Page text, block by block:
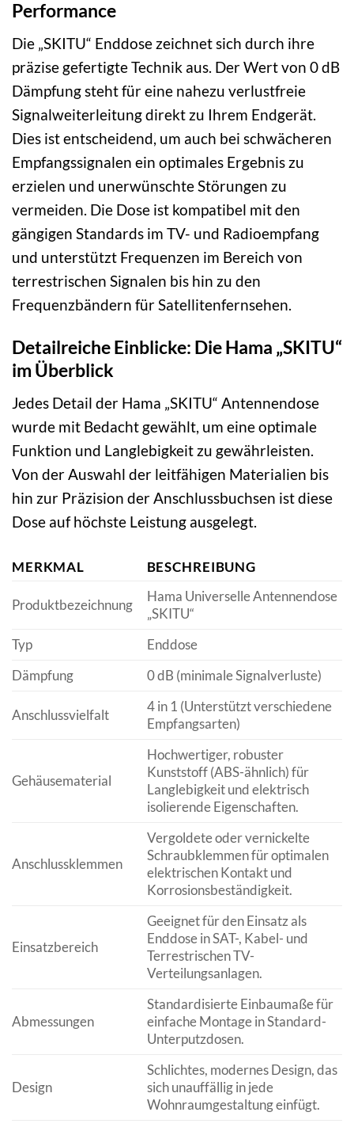
Performance
Die „SKITU“ Enddose zeichnet sich durch ihre
präzise gefertigte Technik aus. Der Wert von 0 dB
Dämpfung steht für eine nahezu verlustfreie
Signalweiterleitung direkt zu Ihrem Endgerät.
Dies ist entscheidend, um auch bei schwächeren
Empfangssignalen ein optimales Ergebnis zu
erzielen und unerwünschte Störungen zu
vermeiden. Die Dose ist kompatibel mit den
gängigen Standards im TV- und Radioempfang
und unterstützt Frequenzen im Bereich von
terrestrischen Signalen bis hin zu den
Frequenzbändern für Satellitenfernsehen.
Detailreiche Einblicke: Die Hama „SKITU“
im Überblick
Jedes Detail der Hama „SKITU“ Antennendose
wurde mit Bedacht gewählt, um eine optimale
Funktion und Langlebigkeit zu gewährleisten.
Von der Auswahl der leitfähigen Materialien bis
hin zur Präzision der Anschlussbuchsen ist diese
Dose auf höchste Leistung ausgelegt.
MERKMAL BESCHREIBUNG
Produktbezeichnung
Hama Universelle Antennendose
„SKITU“
Typ
Enddose
Dämpfung
0 dB (minimale Signalverluste)
Anschlussvielfalt
4 in 1 (Unterstützt verschiedene
Empfangsarten)
Gehäusematerial
Hochwertiger, robuster
Kunststoff (ABS-ähnlich) für
Langlebigkeit und elektrisch
isolierende Eigenschaften.
Anschlussklemmen
Vergoldete oder vernickelte
Schraubklemmen für optimalen
elektrischen Kontakt und
Korrosionsbeständigkeit.
Einsatzbereich
Geeignet für den Einsatz als
Enddose in SAT-, Kabel- und
Terrestrischen TV-
Verteilungsanlagen.
Abmessungen
Standardisierte Einbaumaße für
einfache Montage in Standard-
Unterputzdosen.
Design
Schlichtes, modernes Design, das
sich unauffällig in jede
Wohnraumgestaltung einfügt.